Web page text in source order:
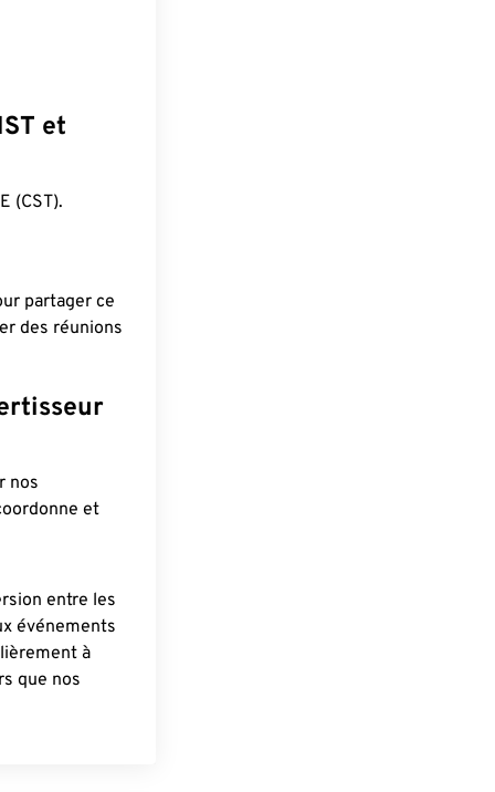
et
(CST).
partager ce
des réunions
nos
et
entre les
événements
à
que nos